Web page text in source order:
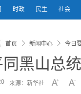
时政 民生 社会
首页 新闻中心 今日
同黑山总
来源：新华社